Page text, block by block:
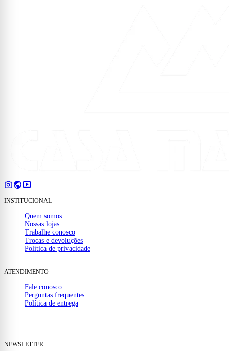
photo_camerapublicsmart_display
INSTITUCIONAL
Quem somos
Nossas lojas
Trabalhe conosco
Trocas e devoluções
Política de privacidade
ATENDIMENTO
Fale conosco
Perguntas frequentes
Política de entrega
NEWSLETTER